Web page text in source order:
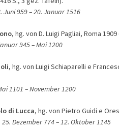
Juni 959– 20. Januar 1516
, hg. von D. Luigi Pagliai, Roma 1909
945– Mai 1200
, hg. von Luigi Schiaparelli e
1101 – November 1200
di Lucca, hg. von Pietro Guidi e
Dezember 774– 12. Oktober 1145